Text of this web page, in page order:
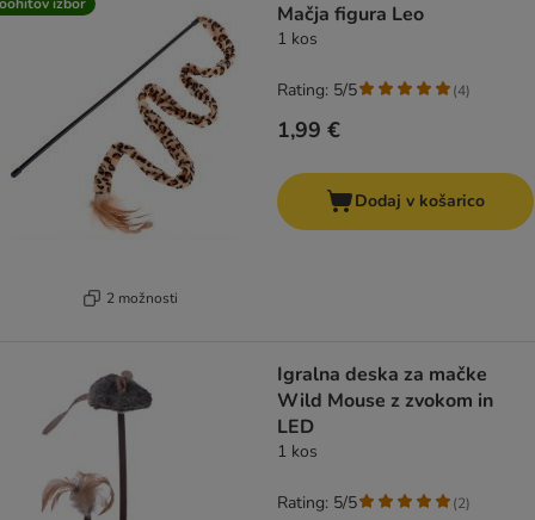
2 možnosti
Mačja figura Leo
1 kos
1,99 €
Rating: 5/5 (4)
Dodaj v košarico
Igralna deska za mačke
Wild Mouse z zvokom in
LED
1 kos
Rating: 5/5 (2)